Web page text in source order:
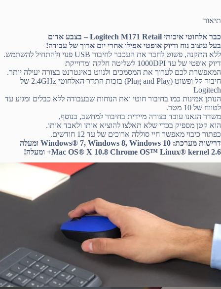
תיאור
כבר אלחוטי איכותי Logitech M171 Retail – בצבע אדום
בעל עיצוב נוח ודיוק אופטי אפילו אחרי יום ארוך של עבודה!
ללא התקנה, פשוט לחבר את העכבר לחיבור USB פנוי ולהתחיל להשתמש.
דיוק אופטי של עד 1000DPI לשליטה חלקה ומדוייקת
המאפשרת לכם לערוך את המסמכים ולנווט באינטרנט בצורה יעילה יותר.
חיבור קל ופשוט (Plug and Play) בזכות התדר האלחוטי 2.4GHz של
Logitech
הנותן אמינות כמו בחיבור חוטי ואת הנוחות שבעבודה ללא כבלים ומגיע עד
לטווח של 10 מטר.
משדר הנאנו עובד בצורה מיידית בחיבור למחשב, בנוסף,
הוא קטן מספיק בכדי שלא תאלצו להוציא אותו ולאבד אותו.
כפתור כיבוי מאפשר חיי סוללה ארוכים של עד 12 חודשים.
דרישות מערכת: Windows® 7, Windows 8, Windows 10 ומעלה
Mac OS® X 10.8 Chrome OS™ Linux® kernel 2.6+ ומעלה!